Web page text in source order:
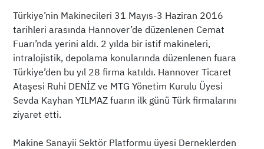
Türkiye’nin Makinecileri 31 Mayıs-3 Haziran 2016
tarihleri arasında Hannover’de düzenlenen Cemat
Fuarı’nda yerini aldı. 2 yılda bir istif makineleri,
intralojistik, depolama konularında düzenlenen fuara
Türkiye’den bu yıl 28 firma katıldı. Hannover Ticaret
Ataşesi Ruhi DENİZ ve MTG Yönetim Kurulu Üyesi
Sevda Kayhan YILMAZ fuarın ilk günü Türk firmalarını
ziyaret etti.
Makine Sanayii Sektör Platformu üyesi Derneklerden